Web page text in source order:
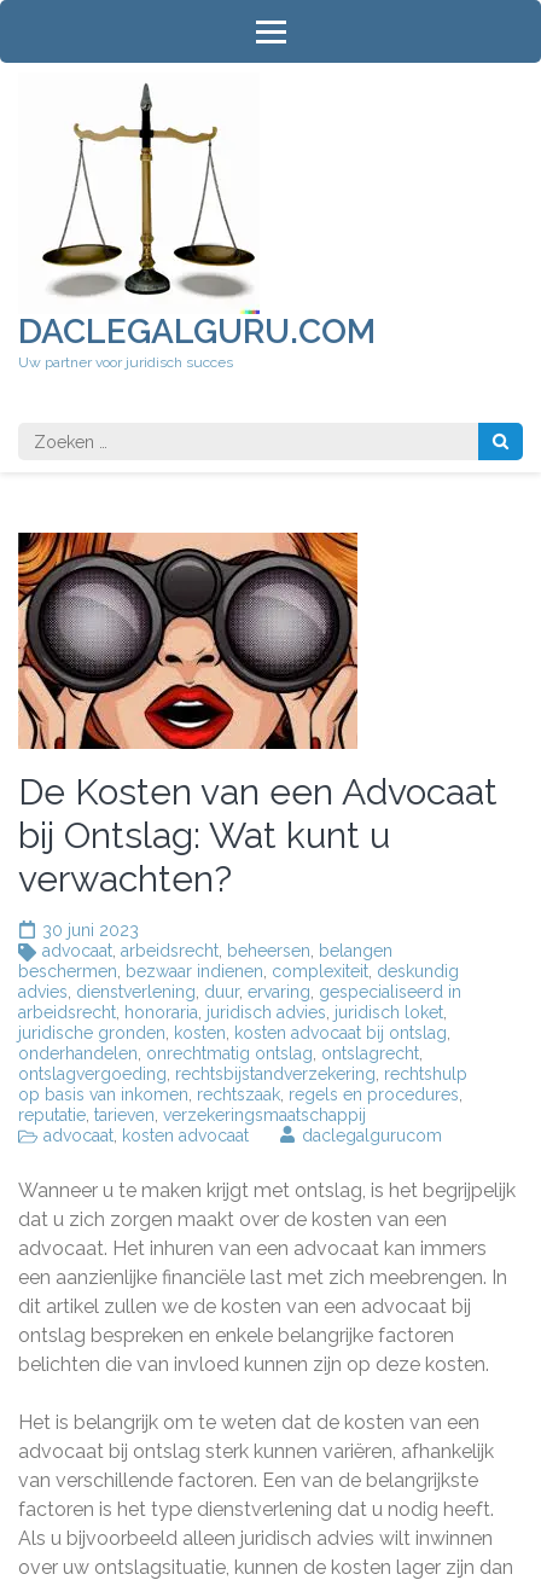
Ga
inhoud
DACLEGALGURU.COM
Uw partner voor juridisch succes
Zoeken
naar:
De Kosten van een Advocaat
bij Ontslag: Wat kunt u
verwachten?
30 juni 2023
advocaat arbeidsrecht beheersen
belangen
beschermen
bezwaar indienen complexiteit deskundig
advies dienstverlening duur, ervaring gespecialiseerd in
arbeidsrecht honoraria juridisch advies juridisch loket
juridische gronden
kosten kosten advocaat bij ontslag
onderhandelen onrechtmatig ontslag ontslagrecht
ontslagvergoeding rechtsbijstandverzekering rechtshulp
op basis van inkomen rechtszaak regels en procedures
reputatie tarieven verzekeringsmaatschappij
advocaat kosten advocaat daclegalgurucom
Wanneer u te maken krijgt met ontslag, is het begrijpelijk
dat u zich zorgen maakt over de kosten van een
advocaat. Het inhuren van een advocaat kan immers
een aanzienlijke financiële last met zich meebrengen. In
dit artikel zullen we de kosten van een advocaat bij
ontslag bespreken en enkele belangrijke factoren
belichten die van invloed kunnen zijn op deze kosten.
Het is belangrijk om te weten dat de kosten van een
advocaat bij ontslag sterk kunnen variëren, afhankelijk
van verschillende factoren. Een van de belangrijkste
factoren is het type dienstverlening dat u nodig heeft.
Als u bijvoorbeeld alleen juridisch advies wilt inwinnen
over uw ontslagsituatie, kunnen de kosten lager zijn dan